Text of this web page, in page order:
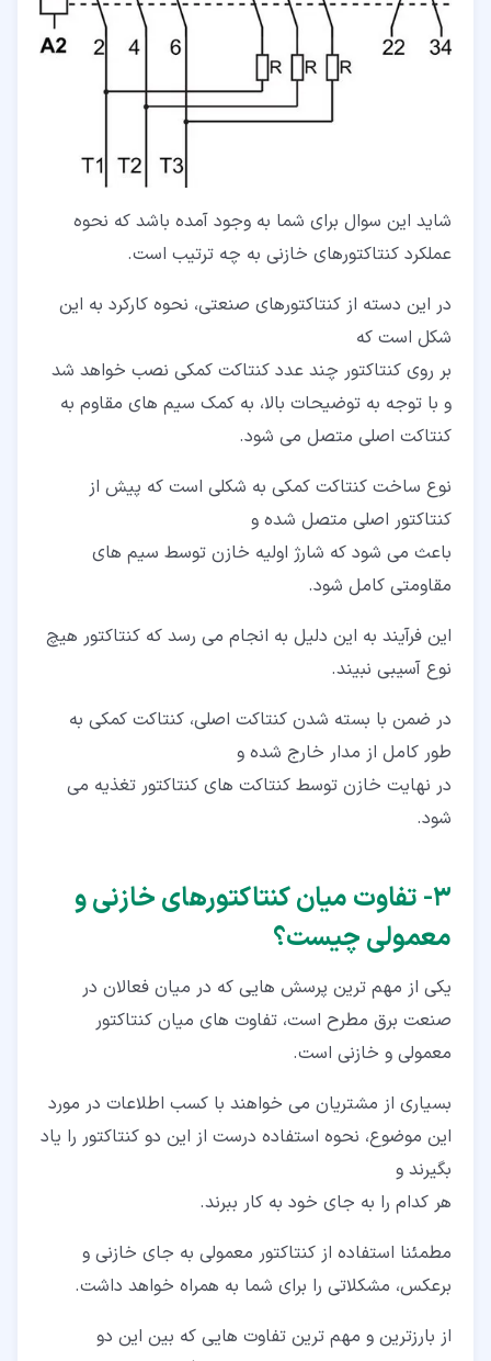
شاید این سوال برای شما به وجود آمده باشد که نحوه
عملکرد کنتاکتورهای خازنی به چه ترتیب است.
در این دسته از کنتاکتورهای صنعتی، نحوه کارکرد به این
شکل است که
بر روی کنتاکتور چند عدد کنتاکت کمکی نصب خواهد شد
و با توجه به توضیحات بالا، به کمک سیم های مقاوم به
کنتاکت اصلی متصل می شود.
نوع ساخت کنتاکت کمکی به شکلی است که پیش از
کنتاکتور اصلی متصل شده و
باعث می شود که شارژ اولیه خازن توسط سیم های
مقاومتی کامل شود.
این فرآیند به این دلیل به انجام می رسد که کنتاکتور هیچ
نوع آسیبی نبیند.
در ضمن با بسته شدن کنتاکت اصلی، کنتاکت کمکی به
طور کامل از مدار خارج شده و
در نهایت خازن توسط کنتاکت های کنتاکتور تغذیه می
شود.
۳‏- تفاوت میان کنتاکتورهای خازنی و
معمولی چیست؟
یکی از مهم ترین پرسش هایی که در میان فعالان در
صنعت برق مطرح است، تفاوت های میان کنتاکتور
معمولی و خازنی است.
بسیاری از مشتریان می خواهند با کسب اطلاعات در مورد
این موضوع، نحوه استفاده درست از این دو کنتاکتور را یاد
بگیرند و
هر کدام را به جای خود به کار ببرند.
مطمئنا استفاده از کنتاکتور معمولی به جای خازنی و
برعکس، مشکلاتی را برای شما به همراه خواهد داشت.
از بارزترین و مهم ترین تفاوت هایی که بین این دو